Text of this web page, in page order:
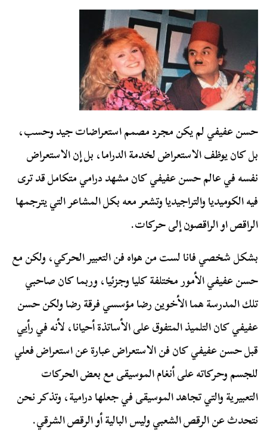
حسن عفيفي لم يكن مجرد مصمم استعراضات جيد وحسب،
بل كان يوظف الاستعراض لخدمة الدراما، بل إن الاستعراض
نفسه في عالم حسن عفيفي كان مشهد درامي متكامل قد ترى
فيه الكوميديا والتراجيديا وتشعر معه بكل المشاعر التي يترجمها
الراقص او الراقصون إلى حركات.
بشكل شخصي فانا لست من هواه فن التعبير الحركي، ولكن مع
حسن عفيفي الأمور مختلفة كليا وجزئيا، وربما كان صاحبي
تلك المدرسة هما الأخوين رضا مؤسسي فرقة رضا ولكن حسن
عفيفي كان التلميذ المتفوق على الأساتذة أحيانا، لأنه في رأيي
قبل حسن عفيفي كان فن الاستعراض عبارة عن استعراض فعلي
للجسم وحركاته على أنغام الموسيقى مع بعض الحركات
التعبيرية والتي تجاهد الموسيقى في جعلها درامية، وتذكر نحن
نتحدث عن الرقص الشعبي وليس البالية أو الرقص الشرقي.